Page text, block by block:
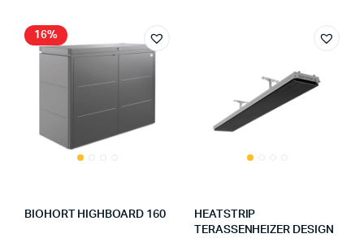
16%
BIOHORT HIGHBOARD 160
HEATSTRIP
TERASSENHEIZER DESIGN